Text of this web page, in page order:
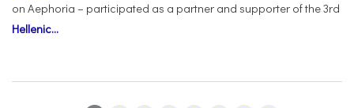
on Aephoria – participated as a partner and supporter of the 3rd
Hellenic...